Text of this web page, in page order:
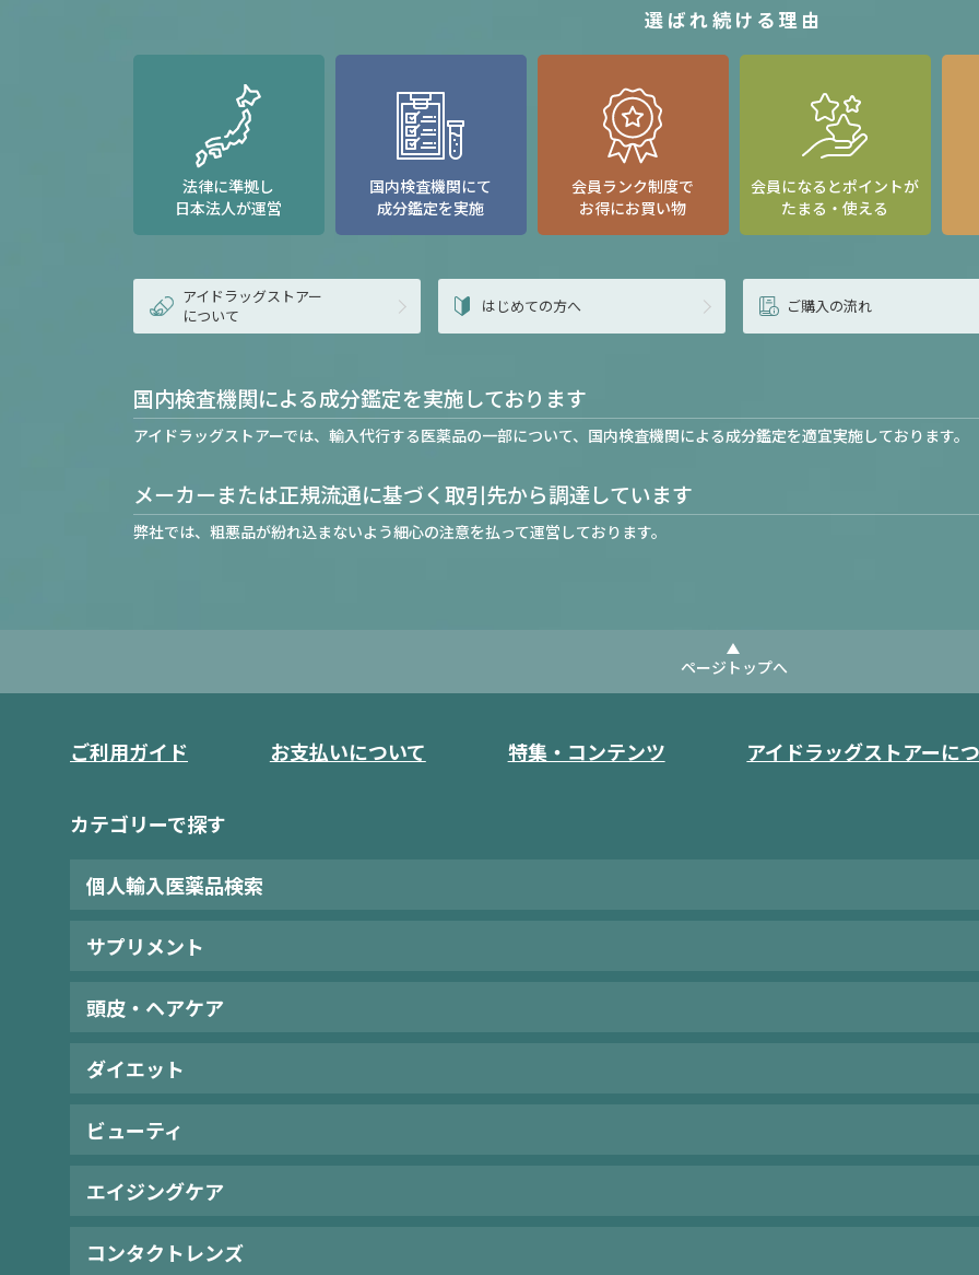
選ばれ続ける理由
法律に準拠し
日本法人が運営
国内検査機関にて
成分鑑定を実施
会員ランク制度で
お得にお買い物
会員になるとポイントが
たまる・使える
アイドラッグストアー
について
はじめての方へ ご購入の流れ
国内検査機関による成分鑑定を実施しております
アイドラッグストアーでは、輸入代行する医薬品の一部について、国内検査機関による成分鑑定を適宜実施しております。
メーカーまたは正規流通に基づく取引先から調達しています
弊社では、粗悪品が紛れ込まないよう細心の注意を払って運営しております。
ページトップへ
ご利用ガイド お支払いについて 特集・コンテンツ アイドラッグストアーに
カテゴリーで探す
個人輸入医薬品検索
サプリメント
頭皮・ヘアケア
ダイエット
ビューティ
エイジングケア
コンタクトレンズ